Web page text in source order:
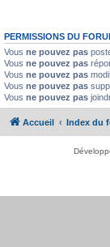
PERMISSIONS DU
Vous ne pouvez pas
Vous ne pouvez pas
Vous ne pouvez pas
Vous ne pouvez pas
Vous ne pouvez pas
Accueil Index du